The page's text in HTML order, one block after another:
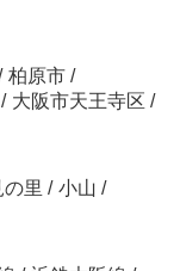
柏原市 /
/ 大阪市天王寺区 /
里 / 小山 /